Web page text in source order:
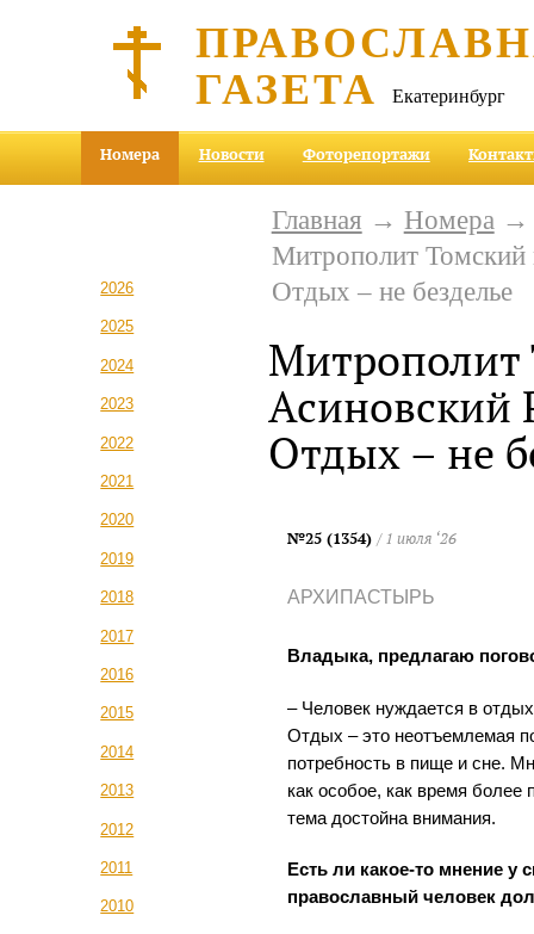
ГАЗЕТА Екатеринбург
Номера Новости Фоторепортажи
2026
2025
2024
2023
2022
2021
2020
2019
2018
2017
2016
2015
2014
2013
2012
2011
2010
Главная → Номера
Митрополит Томский
Отдых – не безделье
Митрополит
Асиновский
Отдых – не
№25 (1354) / 1 июля ‘26
АРХИПАСТЫРЬ
Владыка, предлагаю
– Человек нуждается в
Отдых – это неотъемлемая
потребность в пище и сне.
как особое, как время
тема достойна внимания.
Есть ли какое-то мнение у
православный человек